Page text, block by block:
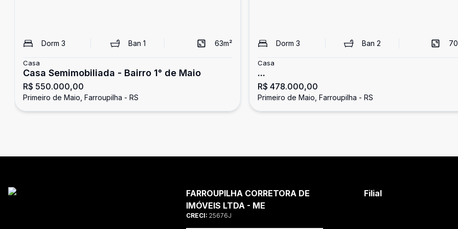
Dorm 3 Ban 1 63m²
Casa
Casa Semimobiliada - Bairro 1° de Maio
R$ 550.000,00
Primeiro de Maio, Farroupilha - RS
Dorm 3 Ban 2 70
Casa
...
R$ 478.000,00
Primeiro de Maio, Farroupilha - RS
FARROUPILHA CORRETORA DE
IMÓVEIS LTDA - ME
CRECI: 25676J
Filial